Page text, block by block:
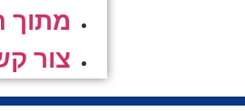
מתוך
צור